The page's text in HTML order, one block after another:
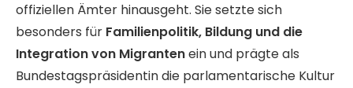
offiziellen Ämter hinausgeht. Sie setzte sich
besonders für Familienpolitik, Bildung und die
Integration von Migrantenein und prägte als
Bundestagspräsidentin die parlamentarische Kultur